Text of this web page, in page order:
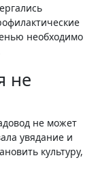
необходимо
не
не может
увядание и
культуру,